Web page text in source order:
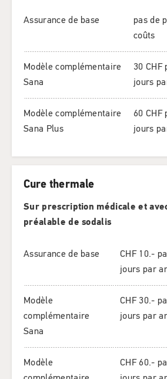
Assurance de base
pas de
coûts
Modèle complémentaire
Sana
30 CHF
jours
Modèle complémentaire
Sana Plus
60 CHF
jours
Cure thermale
Sur prescription médicale et
préalable de sodalis
Assurance de base
CHF 10.-
jours par
Modèle
complémentaire
Sana
CHF 30.-
jours par
Modèle
CHF 60.-